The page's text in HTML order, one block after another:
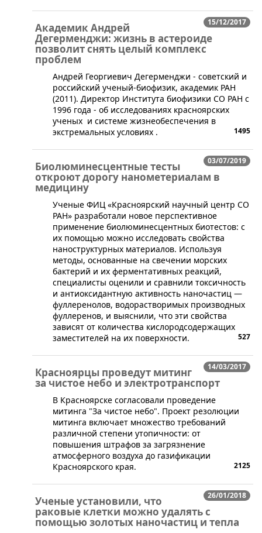
15/12/2017
Академик Андрей
Дегерменджи: жизнь в астероиде
позволит снять целый комплекс
проблем
​Андрей Георгиевич Дегерменджи - советский и
российский ученый-биофизик, академик РАН
(2011). Директор Института биофизики СО РАН с
1996 года - об исследованиях красноярских
ученых и системе жизнеобеспечения в
экстремальных условиях .
1495
03/07/2019
Биолюминесцентные тесты
откроют дорогу нанометериалам в
медицину
​Ученые ФИЦ «Красноярский научный центр СО
РАН» разработали новое перспективное
применение биолюминесцентных биотестов: с
их помощью можно исследовать свойства
наноструктурных материалов. Используя
методы, основанные на свечении морских
бактерий и их ферментативных реакций,
специалисты оценили и сравнили токсичность
и антиоксидантную активность наночастиц —
фуллеренолов, водорастворимых производных
фуллеренов, и выяснили, что эти свойства
зависят от количества кислородсодержащих
заместителей на их поверхности.
527
14/03/2017
Красноярцы проведут митинг
за чистое небо и электротранспорт
​В Красноярске согласовали проведение
митинга "За чистое небо". Проект резолюции
митинга включает множество требований
различной степени утопичности: от
повышения штрафов за загрязнение
атмосферного воздуха до газификации
Красноярского края.
2125
26/01/2018
Ученые установили, что
раковые клетки можно удалять с
помощью золотых наночастиц и тепла